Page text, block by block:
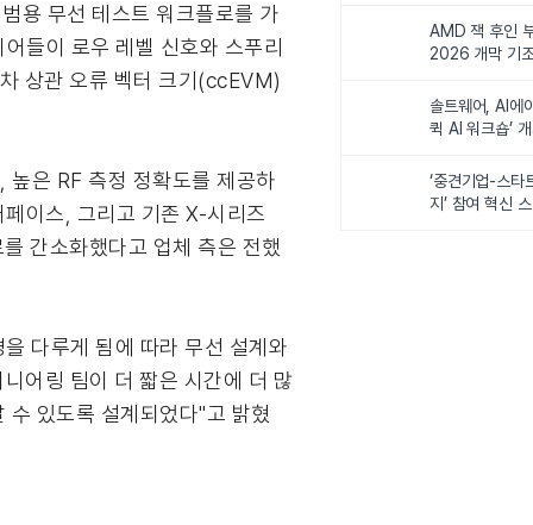
용 무선 테스트 워크플로를 가
들이 로우 레벨 신호와 스푸리
상관 오류 벡터 크기(ccEVM)
은 RF 측정 정확도를 제공하
이스, 그리고 기존 X-시리즈
간소화했다고 업체 측은 전했
다루게 됨에 따라 무선 설계와
어링 팀이 더 짧은 시간에 더 많
있도록 설계되었다"고 밝혔
AMD 잭 후인
2026 개막 기
솔트웨어, AI에
퀵 AI 워크숍’
‘중견기업-스타
지’ 참여 혁신